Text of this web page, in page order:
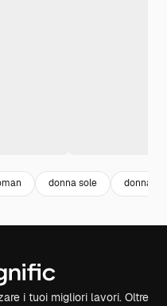
donna sole donna
i tuoi migliori lavori. Oltre